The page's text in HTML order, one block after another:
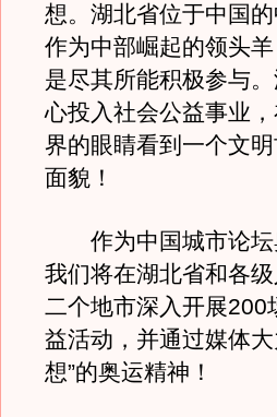
想。湖北省位于中国
作为中部崛起的领头
是尽其所能积极参与
心投入社会公益事业
界的眼睛看到一个文
面貌！
作为中国城市论坛
我们将在湖北省和各
二个地市深入开展200
益活动，并通过媒体
想”的奥运精神！